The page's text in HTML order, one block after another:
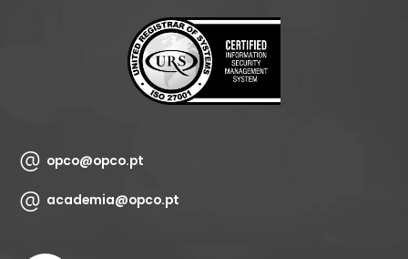
opco@opco.pt
academia@opco.pt